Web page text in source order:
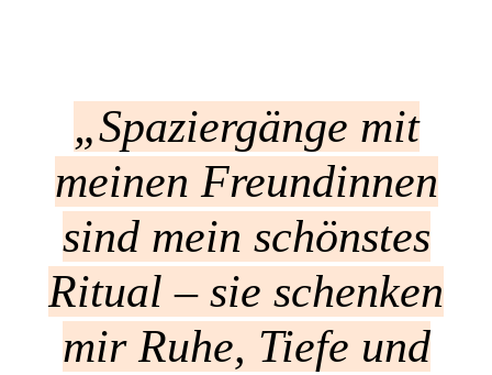
„Spaziergänge mit
meinen Freundinnen
sind mein schönstes
Ritual – sie schenken
mir Ruhe, Tiefe und